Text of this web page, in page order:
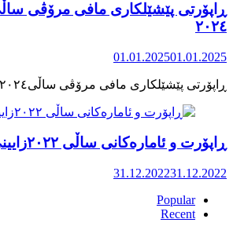
ڕاپۆرتی پێشێلکاری مافی مرۆڤی
٢٠٢٤
01.01.202501.01.2025
ڕاپۆرت و ئامارەکانی ساڵی ٢٠٢٢زایینی پەیوەست بە خۆکوژی منداڵان لە کوردستان
31.12.202231.12.2022
Popular
Recent